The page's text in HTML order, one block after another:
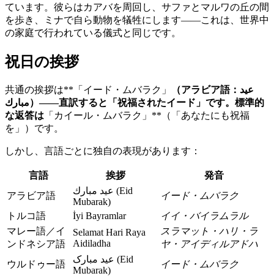
ています。彼らはカアバを周回し、サファとマルワの丘の間
を歩き、ミナで自ら動物を犠牲にします――これは、世界中
の家庭で行われている儀式と同じです。
祝日の挨拶
共通の挨拶は**「イード・ムバラク」
（アラビア語：عيد
مبارك）――直訳すると「祝福されたイード」です。標準的
な返答は 「カイール・ムバラク」**（「あなたにも祝福
を」）です。
しかし、言語ごとに独自の表現があります：
言語 挨拶
発音
アラビア語
عيد مبارك (Eid
Mubarak)
イード・ムバラク
トルコ語
İyi Bayramlar
イイ・バイラムラル
マレー語／イ
ンドネシア語
Selamat Hari Raya
Aidiladha
スラマット・ハリ・ラ
ヤ・アイディルアドハ
ウルドゥー語
عید مبارک (Eid
Mubarak)
イード・ムバラク